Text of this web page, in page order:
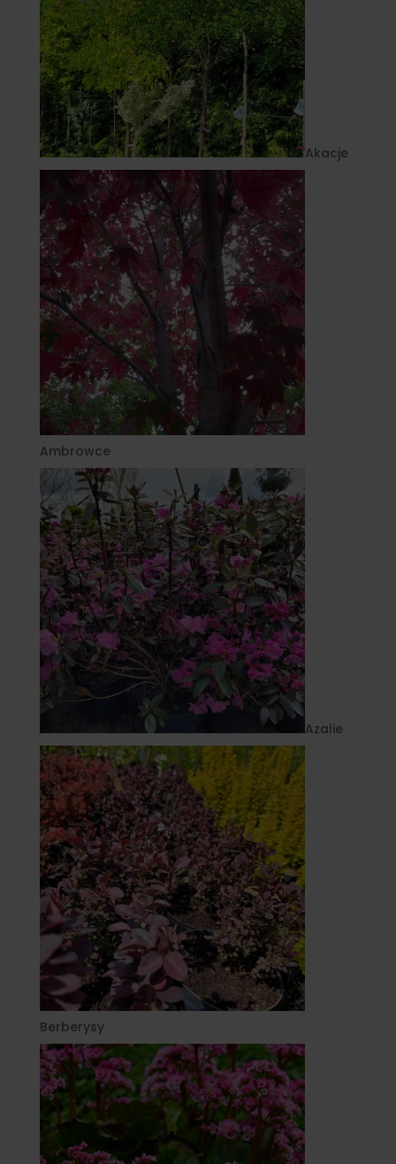
Akacje
Ambrowce
Azalie
Berberysy